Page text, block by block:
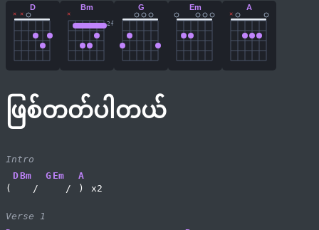
D
× ×
Bm
2fr
×
G Em A
×
ဖြစ်တတ်ပါတယ်
Intro
(
DBm
/
G Em
/
A
)
x2
Verse 1